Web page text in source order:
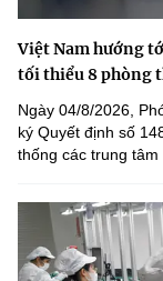
Việt Nam hướng
tối thiểu 8 phòng
Ngày 04/8/2026,
ký Quyết định số
thống các trung tâm